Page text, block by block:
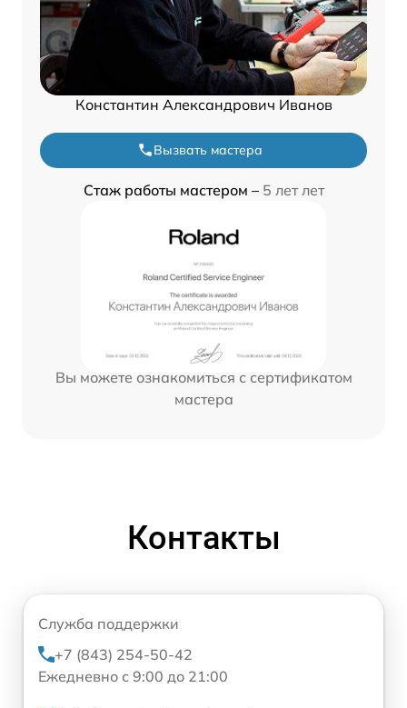
Константин Александрович Иванов
Вызвать мастера
Стаж работы мастером – 5 лет лет
Вы можете ознакомиться с сертификатом
мастера
Контакты
Служба поддержки
+7 (843) 254-50-42
Ежедневно с 9:00 до 21:00